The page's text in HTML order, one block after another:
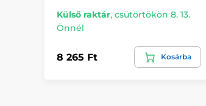
Külső raktár, csütörtökön 8. 13.
Önnél
8 265 Ft Kosárba